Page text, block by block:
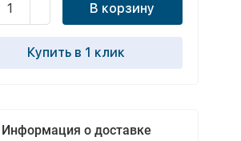
В корзину
Купить в 1 клик
Информация о доставке